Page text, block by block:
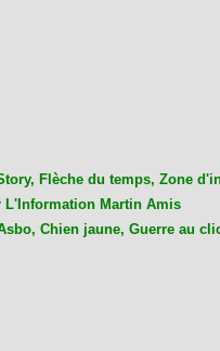
Flèche du temps, Zone
L'Information Martin Amis
Chien jaune, Guerre au